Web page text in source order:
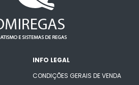
INFO LEGAL
CONDIÇÕES GERAIS DE VENDA